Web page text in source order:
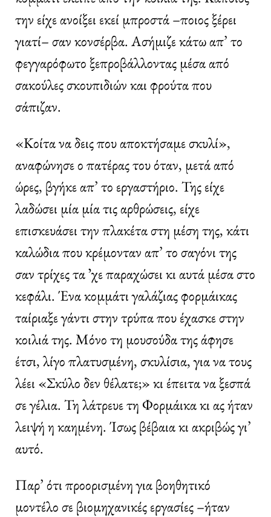
την είχε ανοίξει εκεί μπροστά –ποιος ξέρει
γιατί– σαν κονσέρβα. Ασήμιζε κάτω απ’ το
φεγγαρόφωτο ξεπροβάλλοντας μέσα από
σακούλες σκουπιδιών και φρούτα που
σάπιζαν.
«Κοίτα να δεις που αποκτήσαμε σκυλί»,
αναφώνησε ο πατέρας του όταν, μετά από
ώρες, βγήκε απ’ το εργαστήριο. Της είχε
λαδώσει μία μία τις αρθρώσεις, είχε
επισκευάσει την πλακέτα στη μέση της, κάτι
καλώδια που κρέμονταν απ’ το σαγόνι της
σαν τρίχες τα ʼχε παραχώσει κι αυτά μέσα στο
κεφάλι. Ένα κομμάτι γαλάζιας φορμάικας
ταίριαξε γάντι στην τρύπα που έχασκε στην
κοιλιά της. Μόνο τη μουσούδα της άφησε
έτσι, λίγο πλατυσμένη, σκυλίσια, για να τους
λέει «Σκύλο δεν θέλατε;» κι έπειτα να ξεσπά
σε γέλια. Τη λάτρευε τη Φορμάικα κι ας ήταν
λειψή η καημένη. Ίσως βέβαια κι ακριβώς γι’
αυτό.
Παρ’ ότι προορισμένη για βοηθητικό
μοντέλο σε βιομηχανικές εργασίες –ήταν